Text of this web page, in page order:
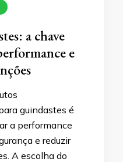
a chave
e
guindastes é
a performance
e reduzir
A escolha do